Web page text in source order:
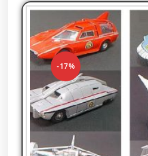
-17%